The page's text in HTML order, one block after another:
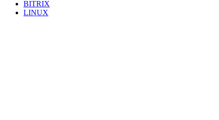
BITRIX
LINUX